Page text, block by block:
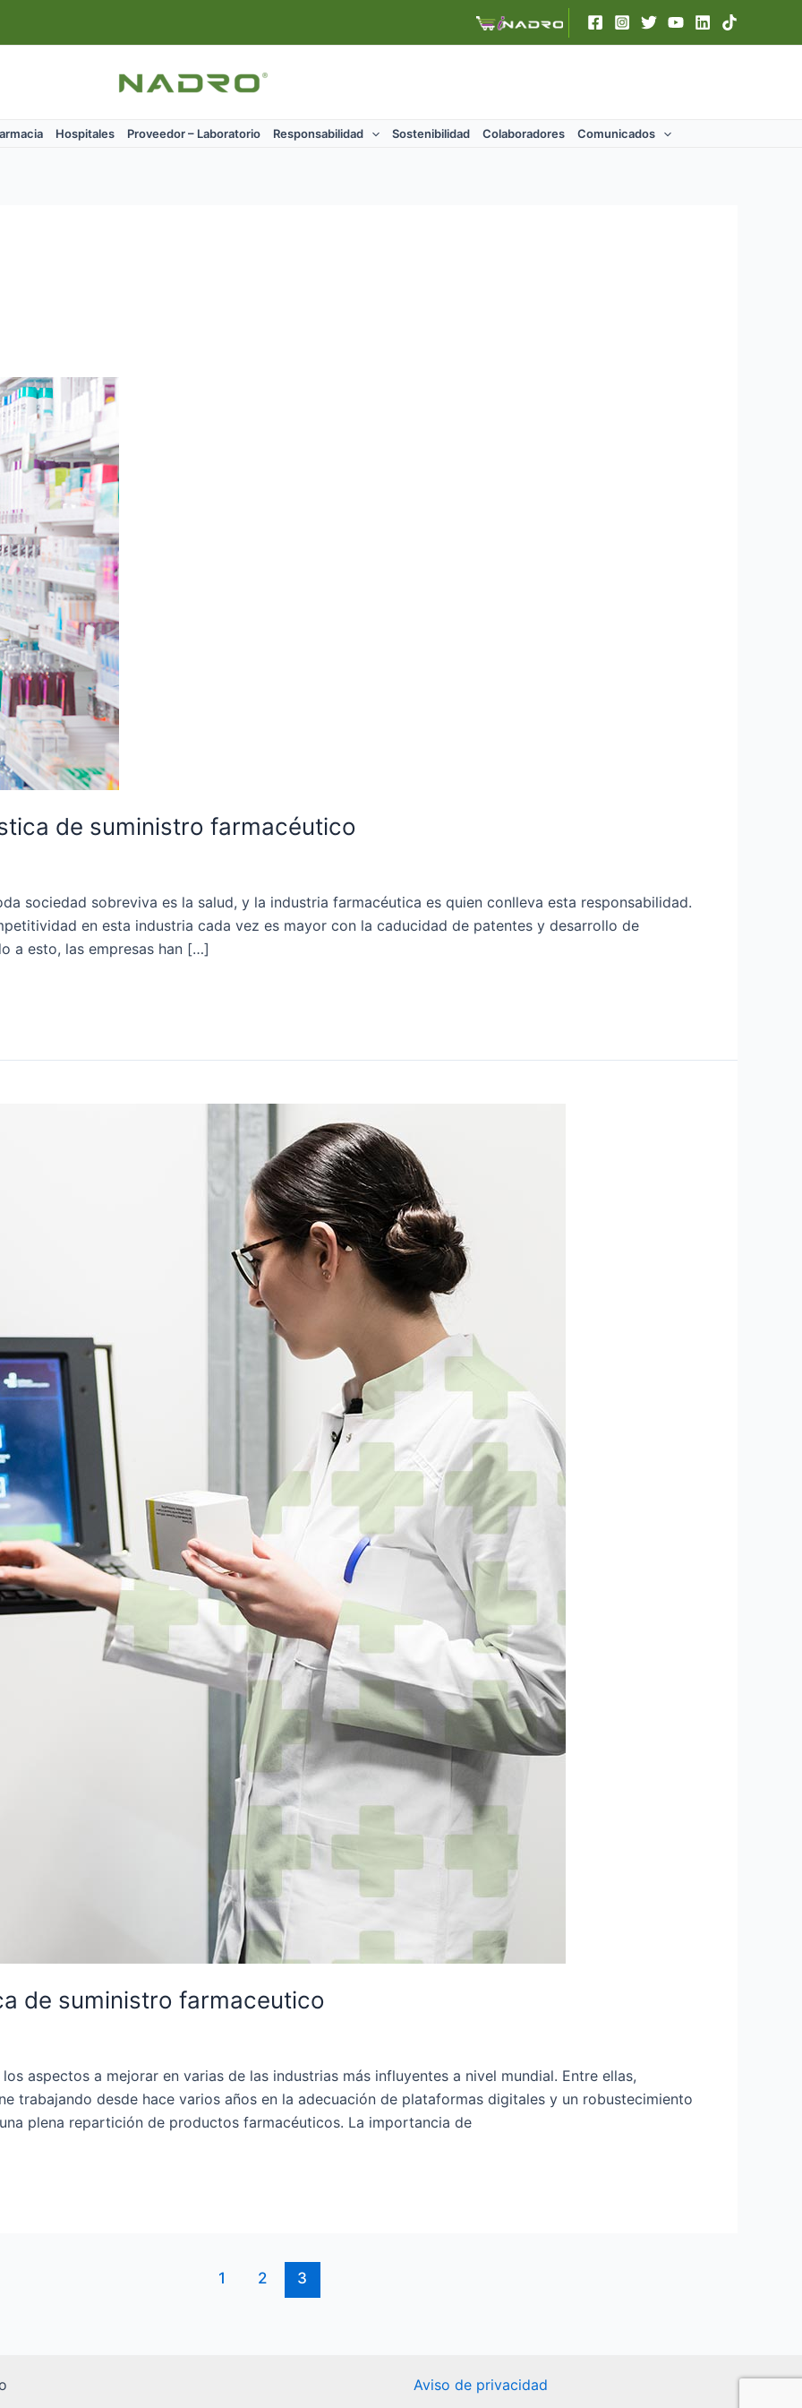
Hospitales Proveedor – Laboratorio Responsabilidad Sostenibilidad Colaboradores Comunicados
de suministro farmacéutico
sociedad sobreviva es la salud, y la industria farmacéutica es quien conlleva esta responsabilidad.
en esta industria cada vez es mayor con la caducidad de patentes y desarrollo de
a esto, las empresas han […]
de suministro farmaceutico
aspectos a mejorar en varias de las industrias más influyentes a nivel mundial. Entre ellas,
trabajando desde hace varios años en la adecuación de plataformas digitales y un robustecimiento
plena repartición de productos farmacéuticos. La importancia de
1 2 3
Aviso de privacidad